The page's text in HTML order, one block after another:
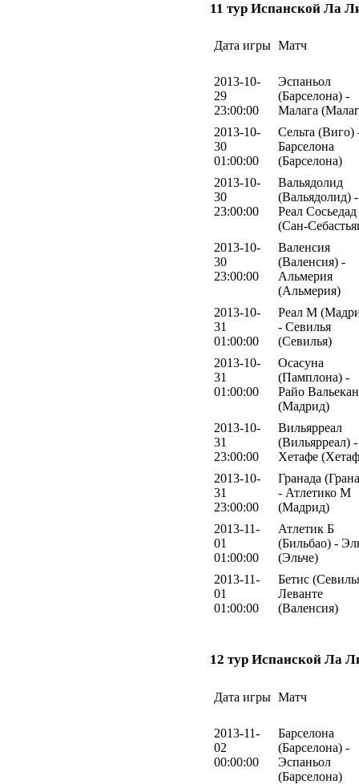
11 тур Испанской Ла
Дата игры Матч
2013-10-
29
23:00:00
Эспаньол
(Барселона) -
Малага
2013-10-
30
01:00:00
Сельта (Виго)
Барселона
(Барселона)
2013-10-
30
23:00:00
Вальядолид
(Вальядолид) -
Реал Сосьедад
(Сан-
2013-10-
30
23:00:00
Валенсия
(Валенсия) -
Альмерия
(Альмерия)
2013-10-
31
01:00:00
Реал М
- Севилья
(Севилья)
2013-10-
31
01:00:00
Осасуна
(Памплона) -
Райо
(Мадрид)
2013-10-
31
23:00:00
Вильярреал
(Вильярреал) -
Хетафе
2013-10-
31
23:00:00
Гранада
- Атлетико М
(Мадрид)
2013-11-
01
01:00:00
Атлетик Б
(Бильбао) -
(Эльче)
2013-11-
01
01:00:00
Бетис
Леванте
(Валенсия)
12 тур Испанской Ла
Дата игры Матч
2013-11-
02
00:00:00
Барселона
(Барселона) -
Эспаньол
(Барселона)